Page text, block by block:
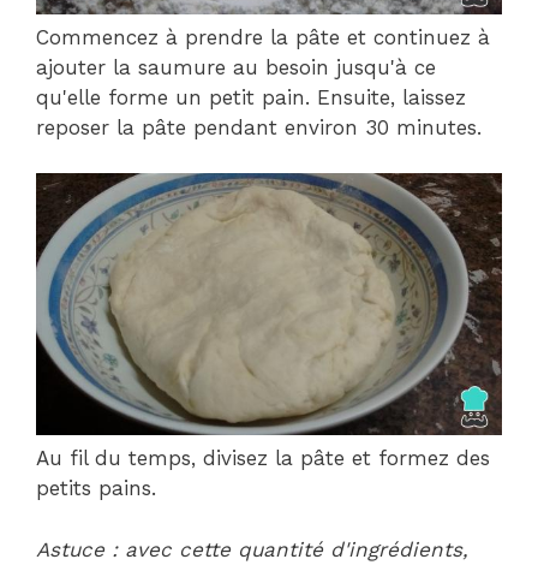
Commencez à prendre la pâte et continuez à
ajouter la saumure au besoin jusqu'à ce
qu'elle forme un petit pain. Ensuite, laissez
reposer la pâte pendant environ 30 minutes.
Au fil du temps, divisez la pâte et formez des
petits pains.
Astuce : avec cette quantité d'ingrédients,